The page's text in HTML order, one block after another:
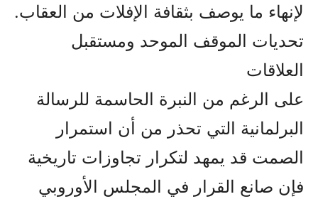
لإنهاء ما يوصف بثقافة الإفلات من العقاب.
تحديات الموقف الموحد ومستقبل
العلاقات
على الرغم من النبرة الحاسمة للرسالة
البرلمانية التي تحذر من أن استمرار
الصمت قد يمهد لتكرار تجاوزات تاريخية
فإن صانع القرار في المجلس الأوروبي